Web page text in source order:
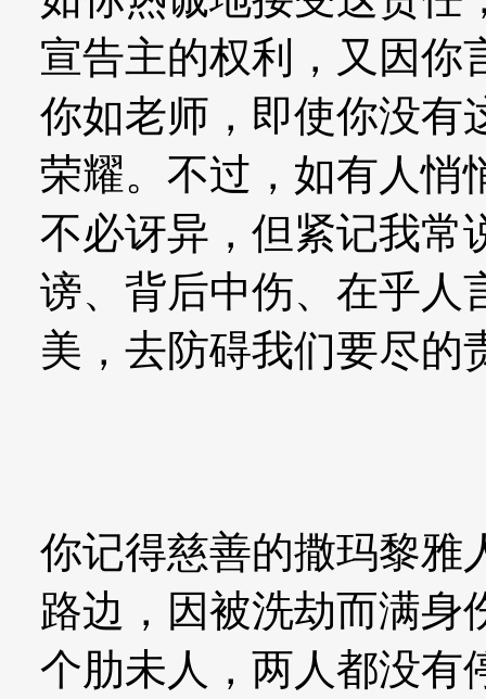
宣告主的权利，又因你
你如老师，即使你没有
荣耀。不过，如有人悄
不必讶异，但紧记我常
谤、背后中伤、在乎人
美，去防碍我们要尽的
你记得慈善的撒玛黎雅
路边，因被洗劫而满身
个肋未人，两人都没有